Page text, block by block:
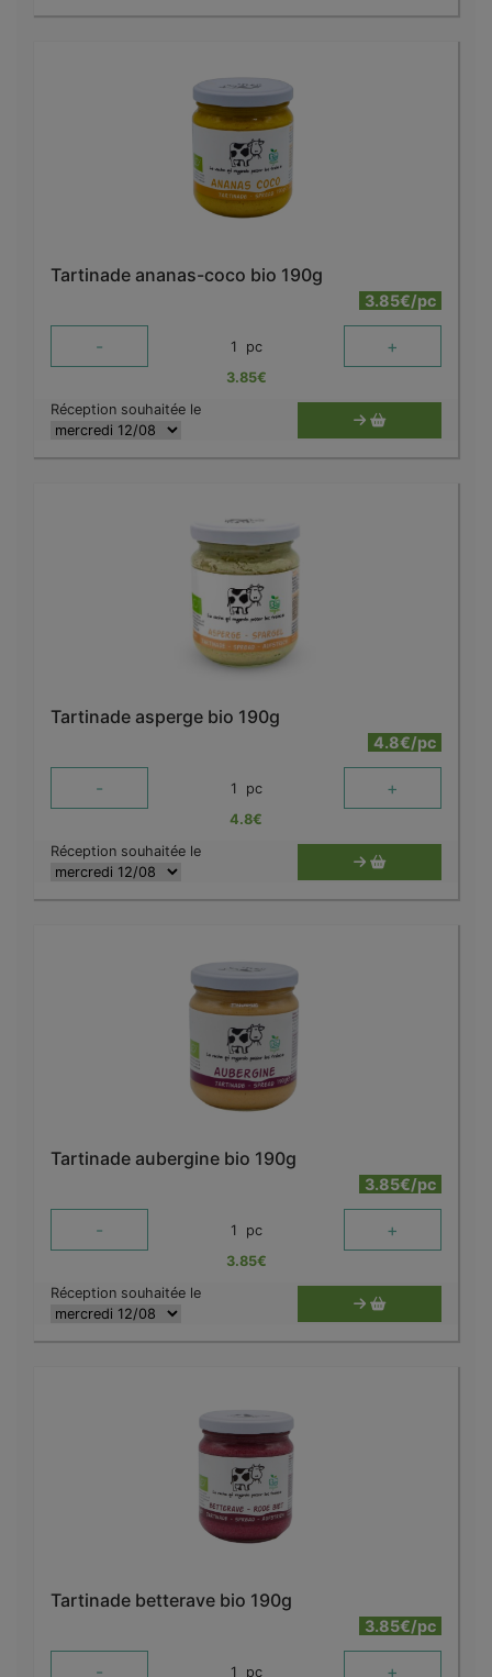
Tartinade ananas-coco bio 190g
3.85€/pc
- 1 pc +
3.85€
Réception souhaitée le
Tartinade asperge bio 190g
4.8€/pc
- 1 pc +
4.8€
Réception souhaitée le
Tartinade aubergine bio 190g
3.85€/pc
- 1 pc +
3.85€
Réception souhaitée le
Tartinade betterave bio 190g
3.85€/pc
- 1 pc +